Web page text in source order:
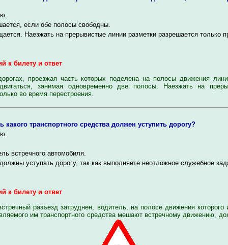
если обе полосы свободны.
Наезжать на прерывистые линии разметки разрешается только
к билету и ответ
проезжая часть которых поделена на полосы движения
занимая одновременно две полосы. Наезжать на
во время перестроения.
какого транспортного средства должен уступить дорогу?
встречного автомобиля.
уступать дорогу, так как выполняете неотложное служебное
к билету и ответ
разъезд затруднен, водитель, на полосе движения которого
им транспортного средства мешают встречному движению,